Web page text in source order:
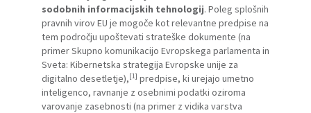
sodobnih informacijskih tehnologij. Poleg splošnih
pravnih virov EU je mogoče kot relevantne predpise na
tem področju upoštevati strateške dokumente (na
primer Skupno komunikacijo Evropskega parlamenta in
Sveta: Kibernetska strategija Evropske unije za
digitalno desetletje),[1] predpise, ki urejajo umetno
inteligenco, ravnanje z osebnimi podatki oziroma
varovanje zasebnosti (na primer z vidika varstva